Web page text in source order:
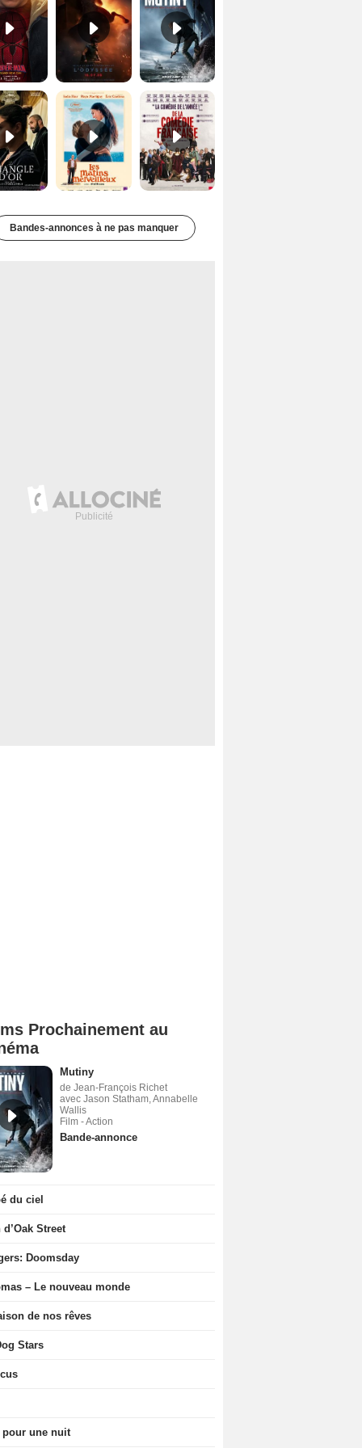
Les Matins merveilleux Bande-annonce VF De la Comédie-Française Teaser VF
Bandes-annonces à ne pas manquer
Prochainement au
Mutiny
de Jean-François Richet
avec Jason Statham, Annabelle
Wallis
Film - Action
Bande-annonce
du ciel
d’Oak Street
Doomsday
– Le nouveau monde
de nos rêves
Stars
pour une nuit